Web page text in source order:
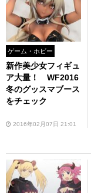
ゲーム・ホビー
新作美少女フィギュ
ア大量！ WF2016
冬のグッスマブース
をチェック
2016年02月07日 21:01